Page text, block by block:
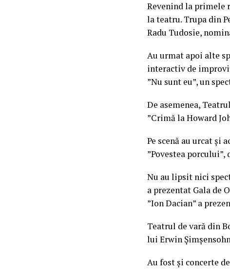
Revenind la primele
la teatru. Trupa din
Radu Tudosie,
Au urmat apoi alte
interactiv de
”Nu sunt eu”, un
De asemenea,
”Crimă la Howard
Pe scenă au urcat și
”Povestea porcului”,
Nu au lipsit nici
a prezentat Gala de
”Ion Dacian” a
Teatrul de vară din
lui Erwin
Au fost și concerte